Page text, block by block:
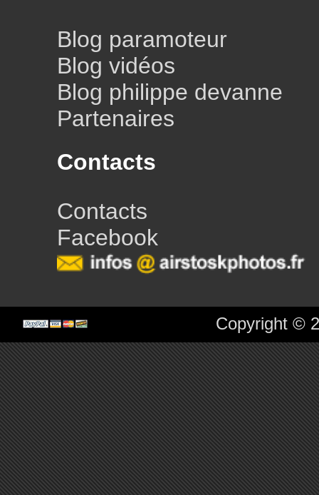
Blog paramoteur
Blog vidéos
Blog philippe devanne
Partenaires
Contacts
Contacts
Facebook
Copyright ©